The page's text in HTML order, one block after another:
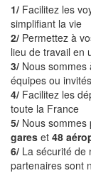
1/ Facilitez les
simplifiant la vie
2/ Permettez à
lieu de travail en
3/ Nous
équipes ou invités
4/ Facilitez les
toute la France
5/ Nous
gares et 48
6/ La sécurité de
partenaires sont